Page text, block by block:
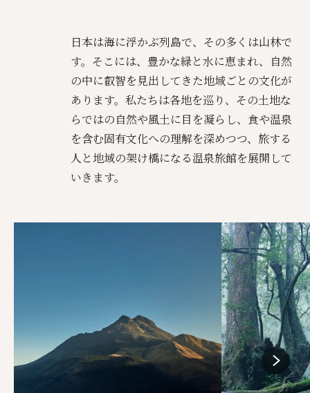
日本は海に浮かぶ列島で、その多くは山林で
す。そこには、豊かな緑と水に恵まれ、自然
の中に叡智を見出してきた地域ごとの文化が
あります。私たちは各地を巡り、その土地な
らではの自然や風土に目を凝らし、食や温泉
を含む固有文化への理解を深めつつ、旅する
人と地域の架け橋になる温泉旅館を展開して
いきます。